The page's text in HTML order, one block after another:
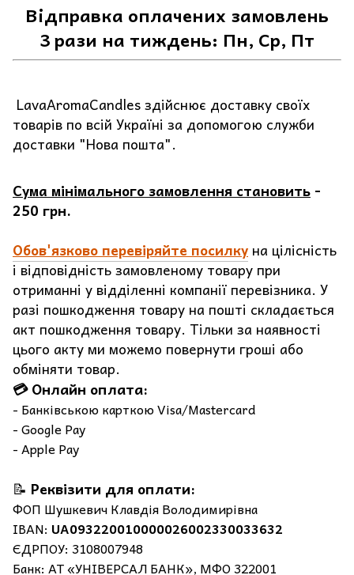
Відправка оплачених замовлень
3 рази на тиждень: Пн, Ср, Пт
LavaAromaCandles здійснює доставку своїх
товарів по всій Україні за допомогою служби
доставки "Нова пошта".
Сума мінімального замовлення становить -
250 грн.
Обов'язково перевіряйте посилку на цілісність
і відповідність замовленому товару при
отриманні у відділенні компанії перевізника. У
разі пошкодження товару на пошті складається
акт пошкодження товару. Тільки за наявності
цього акту ми можемо повернути гроші або
обміняти товар.
💳 Онлайн оплата:
- Банківською карткою Visa/Mastercard
- Google Pay
- Apple Pay
📝 Реквізити для оплати:
ФОП Шушкевич Клавдія Володимирівна
IBAN: UA093220010000026002330033632
ЄДРПОУ: 3108007948
Банк: АТ «УНІВЕРСАЛ БАНК», МФО 322001